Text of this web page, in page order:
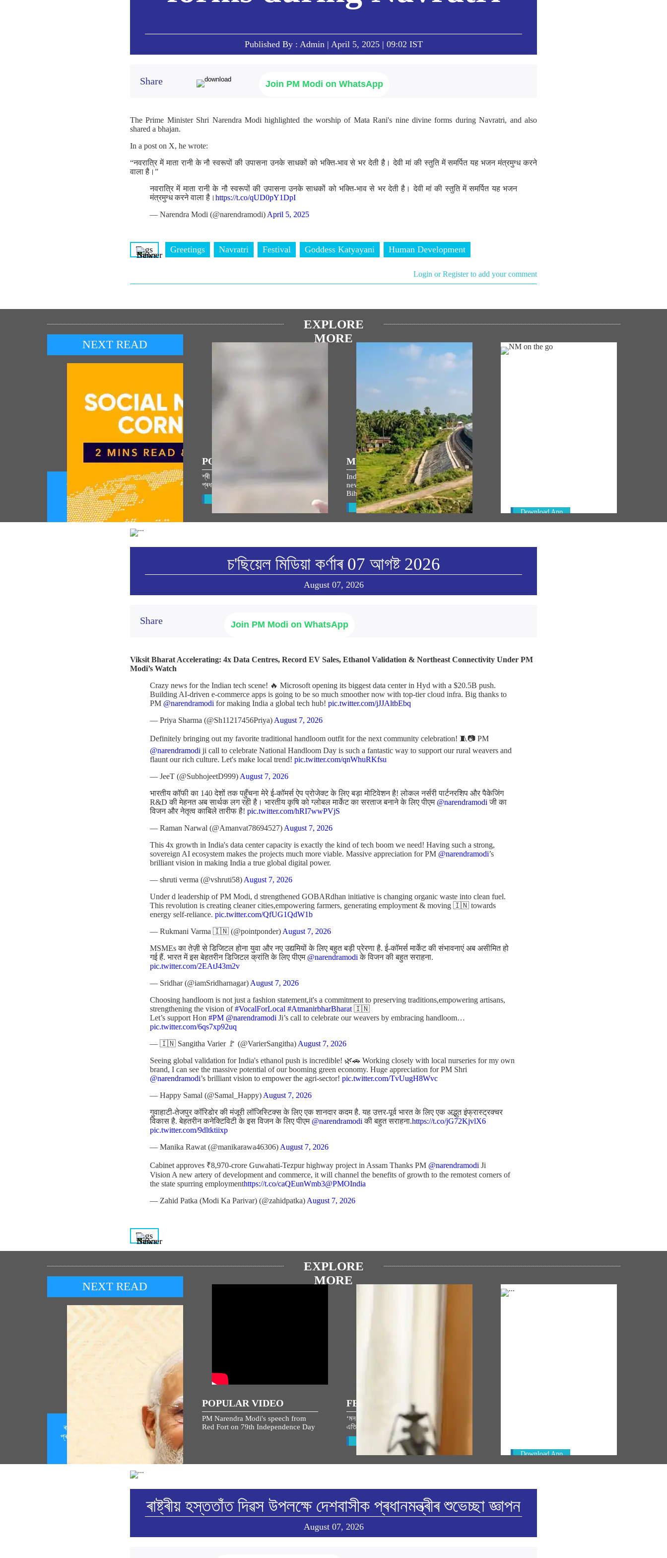
Published By : Admin | April 5, 2025 | 09:02 IST
Share Join PM Modi on WhatsApp
The Prime Minister Shri Narendra Modi highlighted the worship of Mata Rani's nine divine forms during Navratri, and also
shared a bhajan.
In a post on X, he wrote:
“नवरात्रि में माता रानी के नौ स्वरूपों की उपासना उनके साधकों को भक्ति-भाव से भर देती है। देवी मां की स्तुति में समर्पित यह भजन मंत्रमुग्ध करने
वाला है।”
नवरात्रि में माता रानी के नौ स्वरूपों की उपासना उनके साधकों को भक्ति-भाव से भर देती है। देवी मां की स्तुति में समर्पित यह भजन
मंत्रमुग्ध करने वाला है। https://t.co/qUD0pY1DpI
— Narendra Modi (@narendramodi) April 5, 2025
Tags Greetings Navratri Festival Goddess Katyayani Human Development
Login or Register to add your comment
EXPLORE
MORE
NEXT READ
চ'ছিয়েল মিডিয়া কৰ্ণাৰ 07 আগষ্ট 2026
(August 07, 2026)
POPULAR SPEECHES
শ্ৰী ৰাম জনমভূমি মন্দিৰৰ ধ্বজাৰোহণ উৎসৱত
প্ৰধানমন্ত্ৰীৰ সম্বোধনৰ অসমীয়া অনুবাদ
MEDIA COVERAGE
Indian Railways takes up 764 km of
new lines to boost connectivity in
Bihar’s Seemanchal region
View All
Download App
চ'ছিয়েল মিডিয়া কৰ্ণাৰ 07 আগষ্ট 2026
August 07, 2026
Share Join PM Modi on WhatsApp
Viksit Bharat Accelerating: 4x Data Centres, Record EV Sales, Ethanol Validation & Northeast Connectivity Under PM
Modi’s Watch
Crazy news for the Indian tech scene! 🔥 Microsoft opening its biggest data center in Hyd with a $20.5B push.
Building AI-driven e-commerce apps is going to be so much smoother now with top-tier cloud infra. Big thanks to
PM @narendramodi for making India a global tech hub! pic.twitter.com/jJJAltbEbq
— Priya Sharma (@Sh11217456Priya) August 7, 2026
Definitely bringing out my favorite traditional handloom outfit for the next community celebration! 🧵📷 PM
@narendramodi ji call to celebrate National Handloom Day is such a fantastic way to support our rural weavers and
flaunt our rich culture. Let's make local trend! pic.twitter.com/qnWhuRKfsu
— JeeT (@SubhojeetD999) August 7, 2026
भारतीय कॉफी का 140 देशों तक पहुँचना मेरे ई-कॉमर्स ऐप प्रोजेक्ट के लिए बड़ा मोटिवेशन है! लोकल नर्सरी पार्टनरशिप और पैकेजिंग
R&D की मेहनत अब सार्थक लग रही है। भारतीय कृषि को ग्लोबल मार्केट का सरताज बनाने के लिए पीएम @narendramodi जी का
विजन और नेतृत्व काबिले तारीफ है! pic.twitter.com/hRI7wwPVjS
— Raman Narwal (@Amanvat78694527) August 7, 2026
This 4x growth in India's data center capacity is exactly the kind of tech boom we need! Having such a strong,
sovereign AI ecosystem makes the projects much more viable. Massive appreciation for PM @narendramodi’s
brilliant vision in making India a true global digital power.
— shruti verma (@vshruti58) August 7, 2026
Under d leadership of PM Modi, d strengthened GOBARdhan initiative is changing organic waste into clean fuel.
This revolution is creating cleaner cities,empowering farmers, generating employment & moving 🇮🇳 towards
energy self-reliance. pic.twitter.com/QfUG1QdW1b
— Rukmani Varma 🇮🇳 (@pointponder) August 7, 2026
MSMEs का तेज़ी से डिजिटल होना युवा और नए उद्यमियों के लिए बहुत बड़ी प्रेरणा है. ई-कॉमर्स मार्केट की संभावनाएं अब असीमित हो
गई हैं. भारत में इस बेहतरीन डिजिटल क्रांति के लिए पीएम @narendramodi के विजन की बहुत सराहना.
pic.twitter.com/2EAtJ43m2v
— Sridhar (@iamSridharnagar) August 7, 2026
Choosing handloom is not just a fashion statement,it's a commitment to preserving traditions,empowering artisans,
strengthening the vision of#VocalForLocal #AtmanirbharBharat 🇮🇳
Let’s support Hon #PM @narendramodi Ji’s call to celebrate our weavers by embracing handloom…
pic.twitter.com/6qs7xp92uq
— 🇮🇳 Sangitha Varier 🚩 (@VarierSangitha) August 7, 2026
Seeing global validation for India's ethanol push is incredible! 🌿🚗 Working closely with local nurseries for my own
brand, I can see the massive potential of our booming green economy. Huge appreciation for PM Shri
@narendramodi’s brilliant vision to empower the agri-sector! pic.twitter.com/TvUugH8Wvc
— Happy Samal (@Samal_Happy) August 7, 2026
गुवाहाटी-तेजपुर कॉरिडोर की मंजूरी लॉजिस्टिक्स के लिए एक शानदार कदम है. यह उत्तर-पूर्व भारत के लिए एक अद्भुत इंफ्रास्ट्रक्चर
विकास है. बेहतरीन कनेक्टिविटी के इस विजन के लिए पीएम @narendramodi की बहुत सराहना.https://t.co/jG72KjvlX6
pic.twitter.com/9dltktiixp
— Manika Rawat (@manikarawa46306) August 7, 2026
Cabinet approves ₹8,970-crore Guwahati-Tezpur highway project in Assam Thanks PM @narendramodi Ji
Vision A new artery of development and commerce, it will channel the benefits of growth to the remotest corners of
the state spurring employmenthttps://t.co/caQEunWmb3@PMOIndia
— Zahid Patka (Modi Ka Parivar) (@zahidpatka) August 7, 2026
Tags
EXPLORE
MORE
NEXT READ
ৰাষ্ট্ৰীয় হস্ততাঁত দিৱস উপলক্ষে দেশবাসীক
প্ৰধানমন্ত্ৰীৰ শুভেচ্ছা জ্ঞাপন ( August 07,
POPULAR VIDEO
PM Narendra Modi's speech from
Red Fort on 79th Independence Day
FEATURED STORIES
‘মন কী বাত’ৰ বাবে আপোনাৰ ধাৰণা আৰু পৰামৰ্শ
এতিয়াই শ্বেয়াৰ কৰক!…
Download App
ৰাষ্ট্ৰীয় হস্ততাঁত দিৱস উপলক্ষে দেশবাসীক প্ৰধানমন্ত্ৰীৰ শুভেচ্ছা জ্ঞাপন
August 07, 2026